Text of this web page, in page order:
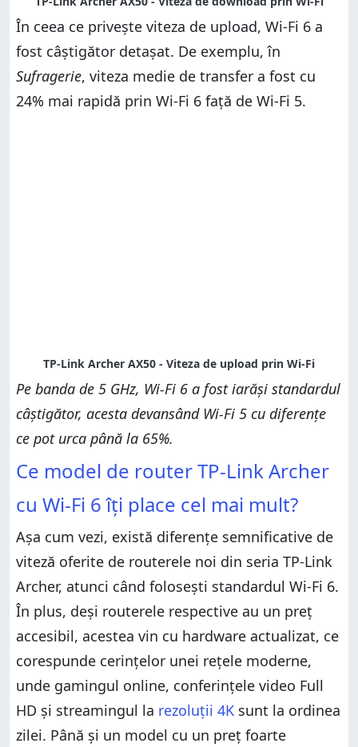
În ceea ce privește viteza de upload, Wi-Fi 6 a
fost câștigător detașat. De exemplu, în
Sufragerie, viteza medie de transfer a fost cu
24% mai rapidă prin Wi-Fi 6 față de Wi-Fi 5.
Pe banda de 5 GHz, Wi-Fi 6 a fost iarăși standardul
câștigător, acesta devansând Wi-Fi 5 cu diferențe
ce pot urca până la 65%.
Ce model de router TP-Link Archer
cu Wi-Fi 6 îți place cel mai mult?
Așa cum vezi, există diferențe semnificative de
viteză oferite de routerele noi din seria TP-Link
Archer, atunci când folosești standardul Wi-Fi 6.
În plus, deși routerele respective au un preț
accesibil, acestea vin cu hardware actualizat, ce
corespunde cerințelor unei rețele moderne,
unde gamingul online, conferințele video Full
HD și streamingul la rezoluții 4K sunt la ordinea
zilei. Până și un model cu un preț foarte